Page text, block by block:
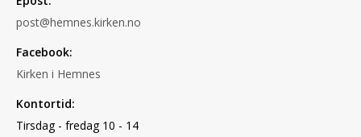
post@hemnes.kirken.no
Facebook:
Kirken i Hemnes
Kontortid:
Tirsdag - fredag 10 - 14